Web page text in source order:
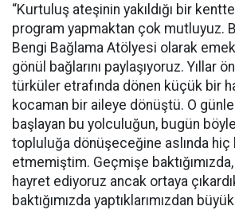
“Kurtuluş ateşinin yakıldığı bir
program yapmaktan çok mutluyuz.
Bengi Bağlama Atölyesi olarak
gönül bağlarını paylaşıyoruz. Yıllar
türküler etrafında dönen küçük bir
kocaman bir aileye dönüştü. O
başlayan bu yolculuğun, bugün
topluluğa dönüşeceğine aslında hiç
etmemiştim. Geçmişe
hayret ediyoruz ancak ortaya
baktığımızda yaptıklarımızdan